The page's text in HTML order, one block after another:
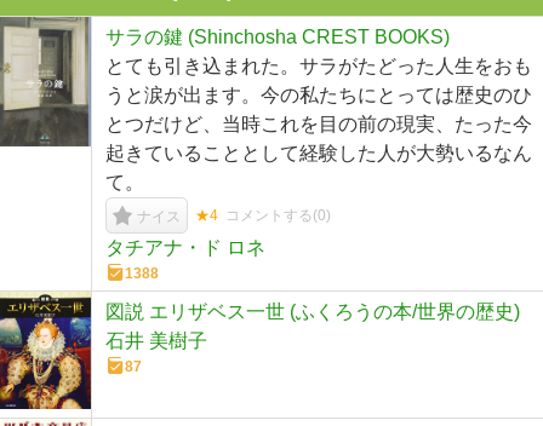
サラの鍵 (Shinchosha CREST BOOKS)
とても引き込まれた。サラがたどった人生をおも
うと涙が出ます。今の私たちにとっては歴史のひ
とつだけど、当時これを目の前の現実、たった今
起きていることとして経験した人が大勢いるなん
て。
ナイス ★4 コメントする(0)
タチアナ・ド ロネ
1388
図説 エリザベス一世 (ふくろうの本/世界の歴史)
石井 美樹子
87